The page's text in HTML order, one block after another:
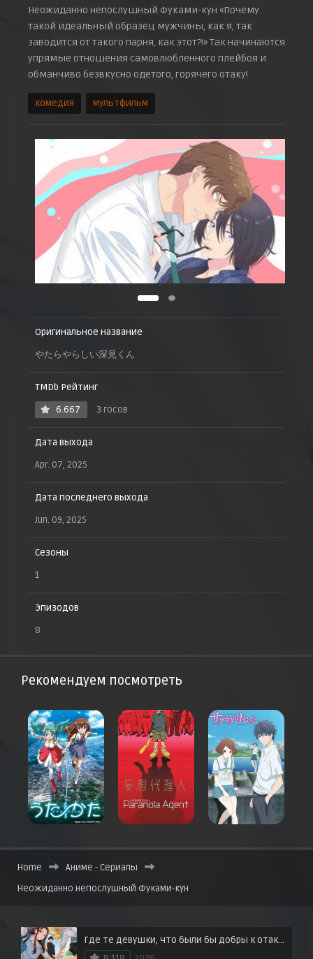
Неожиданно непослушный Фуками-кун «Почему
такой идеальный образец мужчины, как я, так
заводится от такого парня, как этот?!» Так начинаются
упрямые отношения самовлюбленного плейбоя и
обманчиво безвкусно одетого, горячего отаку!
комедия мультфильм
Оригинальное название
やたらやらしい深見くん
TMDb Рейтинг
6.667
3 госов
Дата выхода
Apr. 07, 2025
Дата последнего выхода
Jun. 09, 2025
Сезоны
1
Эпизодов
8
Рекомендуем посмотреть
Home
Аниме - Сериалы
Неожиданно непослушный Фуками-кун
Где те девушки, что были бы добры к отаку?